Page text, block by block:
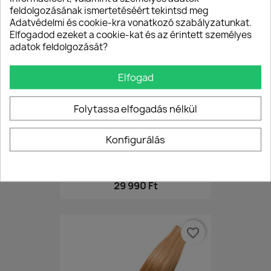
29 990 Ft
favorite_border
favorite_border
feldolgozásának ismertetéséért tekintsd meg
Adatvédelmi és cookie-kra vonatkozó szabályzatunkat.
Elfogadod ezeket a cookie-kat és az érintett személyes
adatok feldolgozását?
Elfogad
Folytassa elfogadás nélkül
Konfigurálás